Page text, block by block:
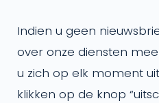
Indien u geen
over onze diensten
u zich op elk moment
klikken op de knop